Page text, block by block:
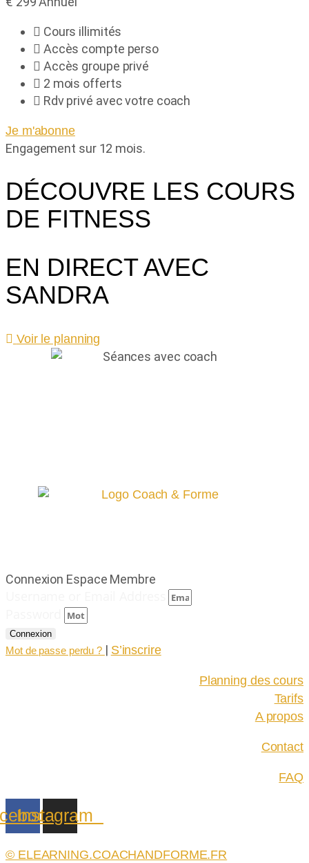
Cours illimités
Accès compte perso
Accès groupe privé
2 mois offerts
Rdv privé avec votre coach
Je m'abonne
Engagement sur 12 mois.
DÉCOUVRE LES COURS
DE FITNESS
EN DIRECT AVEC
SANDRA
Voir le planning
Connexion Espace Membre
Connexion
Mot de passe perdu ? | S’inscrire
Planning des cours
Tarifs
A propos
Contact
FAQ
Instagram
© ELEARNING.COACHANDFORME.FR